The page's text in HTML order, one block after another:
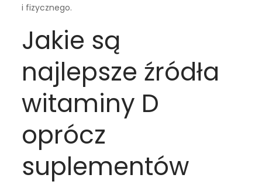
i fizycznego.
Jakie są
najlepsze źródła
witaminy D
oprócz
suplementów